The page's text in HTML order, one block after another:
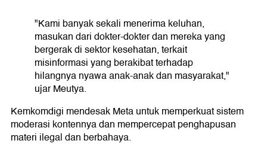
"Kami banyak sekali menerima keluhan,
masukan dari dokter-dokter dan mereka yang
bergerak di sektor kesehatan, terkait
misinformasi yang berakibat terhadap
hilangnya nyawa anak-anak dan masyarakat,"
ujar Meutya.
Kemkomdigi mendesak Meta untuk memperkuat sistem
moderasi kontennya dan mempercepat penghapusan
materi ilegal dan berbahaya.